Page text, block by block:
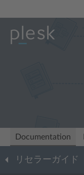
Documentation
リセラーガイド